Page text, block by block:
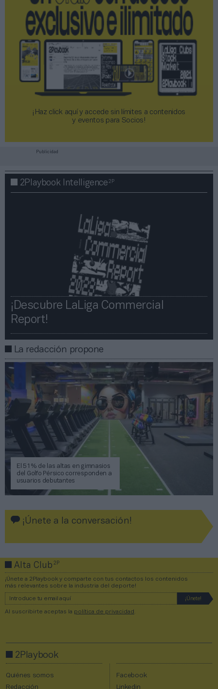
¡Haz click aquí y accede sin límites a contenidos
y eventos para Socios!​​​​​​​
Publicidad
2Playbook Intelligence2P
¡Descubre LaLiga Commercial
Report!​​
La redacción propone
El 51% de las altas en gimnasios
del Golfo Pérsico corresponden a
usuarios debutantes
¡Únete a la conversación!
Alta Club2P
¡Únete a 2Playbook y comparte con tus contactos los contenidos
más relevantes sobre la industria del deporte!
Al suscribirte aceptas la política de privacidad
2Playbook
Quiénes somos
Redacción
Facebook
Linkedin